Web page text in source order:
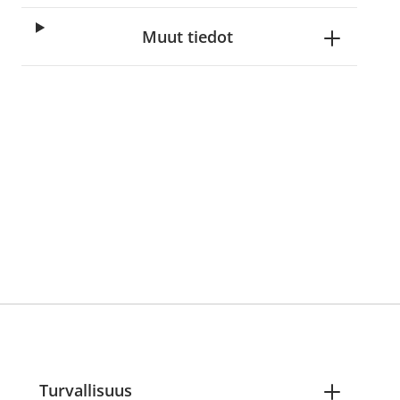
Muut tiedot
Turvallisuus